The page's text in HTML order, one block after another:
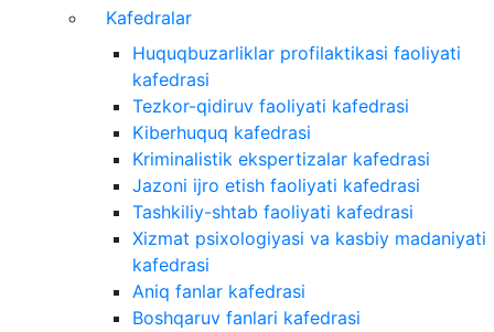
Kafedralar
Huquqbuzarliklar profilaktikasi faoliyati
kafedrasi
Tezkor-qidiruv faoliyati kafedrasi
Kiberhuquq kafedrasi
Kriminalistik ekspertizalar kafedrasi
Jazoni ijro etish faoliyati kafedrasi
Tashkiliy-shtab faoliyati kafedrasi
Xizmat psixologiyasi va kasbiy madaniyati
kafedrasi
Aniq fanlar kafedrasi
Boshqaruv fanlari kafedrasi